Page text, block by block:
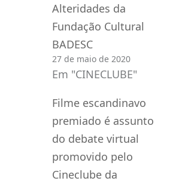
Alteridades da
Fundação Cultural
BADESC
27 de maio de 2020
Em "CINECLUBE"
Filme escandinavo
premiado é assunto
do debate virtual
promovido pelo
Cineclube da